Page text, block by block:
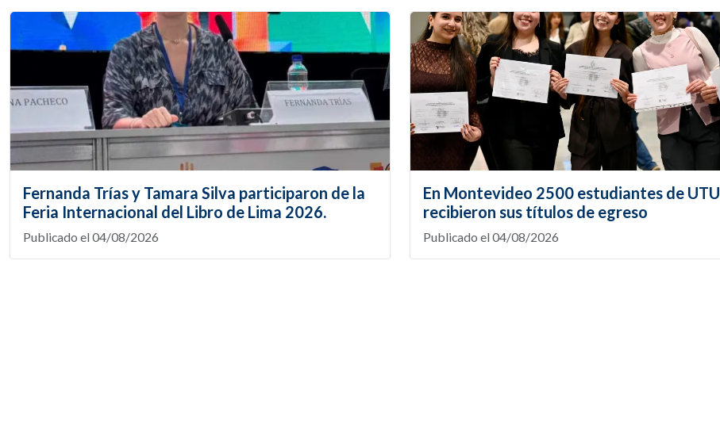
Fernanda Trías y Tamara Silva participaron de la
Feria Internacional del Libro de Lima 2026.
Publicado el 04/08/2026
En Montevideo 2500 estudiantes de UTU
recibieron sus títulos de egreso
Publicado el 04/08/2026